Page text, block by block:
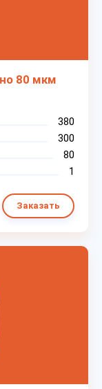
80 мкм
380
300
80
1
Заказать